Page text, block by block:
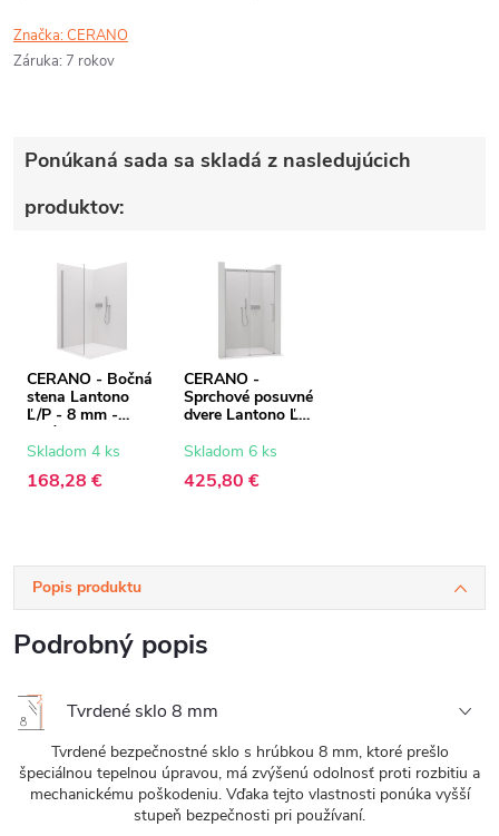
Značka:CERANO
Záruka: 7 rokov
Ponúkaná sada sa skladá z nasledujúcich
produktov:
CERANO - Bočná
stena Lantono
Ľ/P - 8 mm -
chróm,
transparentné
Skladom 4 ks
168,28 €
CERANO -
Sprchové posuvné
dvere Lantono Ľ/P
Close - chróm,
sklo - 150x195
Skladom 6 ks
425,80 €
Popis produktu
Podrobný popis
Tvrdené sklo 8 mm
Tvrdené bezpečnostné sklo s hrúbkou 8 mm, ktoré prešlo
špeciálnou tepelnou úpravou, má zvýšenú odolnosť proti rozbitiu a
mechanickému poškodeniu. Vďaka tejto vlastnosti ponúka vyšší
stupeň bezpečnosti pri používaní.